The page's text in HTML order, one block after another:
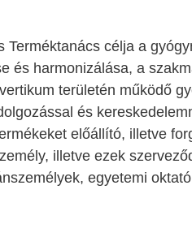
Terméktanács célja a
és harmonizálása, a
területén működő
és
előállító, illetve
illetve ezek
egyetemi